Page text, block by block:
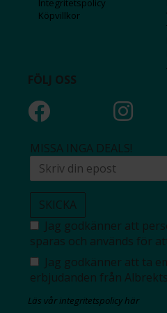
Integritetspolicy
Köpvillkor
FÖLJ OSS
MISSA INGA DEALS!
SKICKA
Jag godkänner att
sparas och används för
Jag godkänner att ta
erbjudanden från
Läs vår integritetspolicy här